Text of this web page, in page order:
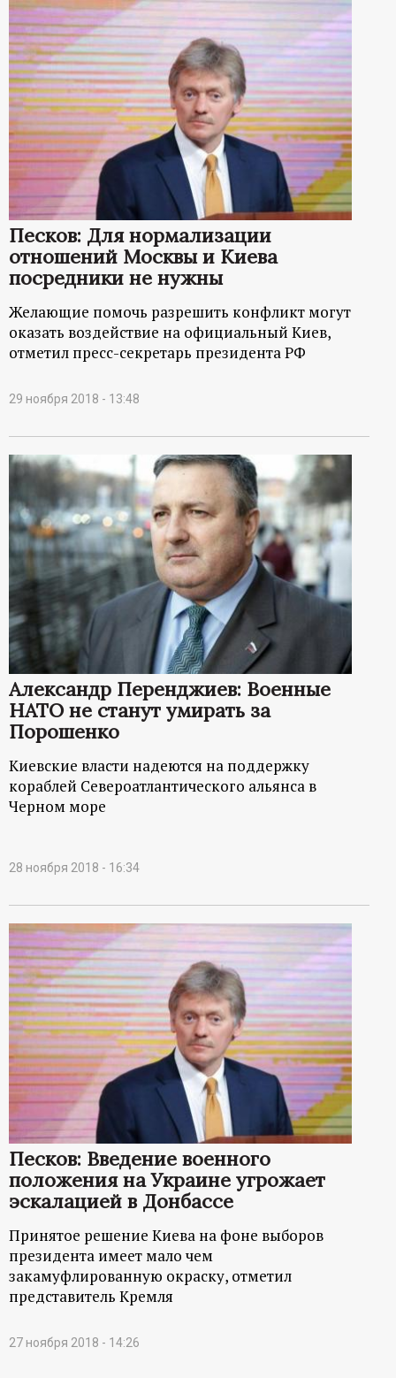
Песков: Для нормализации
отношений Москвы и Киева
посредники не нужны
Желающие помочь разрешить конфликт могут
оказать воздействие на официальный Киев,
отметил пресс-секретарь президента РФ
29 ноября 2018 - 13:48
Александр Перенджиев: Военные
НАТО не станут умирать за
Порошенко
Киевские власти надеются на поддержку
кораблей Североатлантического альянса в
Черном море
28 ноября 2018 - 16:34
Песков: Введение военного
положения на Украине угрожает
эскалацией в Донбассе
Принятое решение Киева на фоне выборов
президента имеет мало чем
закамуфлированную окраску, отметил
представитель Кремля
27 ноября 2018 - 14:26